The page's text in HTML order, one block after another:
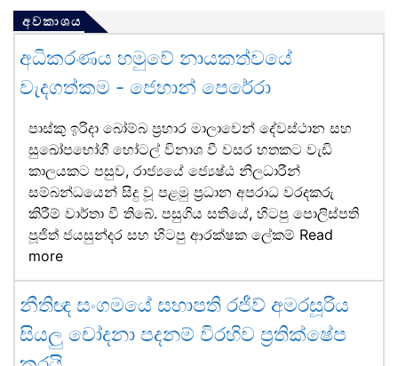
අවකාශය
අධිකරණය හමුවේ නායකත්වයේ
වැදගත්කම - ජෙහාන් පෙරේරා
පාස්කු ඉරිදා බෝම්බ ප්‍රහාර මාලාවෙන් දේවස්ථාන සහ
සුඛෝපභෝගී හෝටල් විනාශ වී වසර හතකට වැඩි
කාලයකට පසුව, රාජ්‍යයේ ජ්‍යෙෂ්ඨ නිලධාරීන්
සම්බන්ධයෙන් සිදු වූ පළමු ප්‍රධාන අපරාධ වරදකරු
කිරීම් වාර්තා වී තිබේ. පසුගිය සතියේ, හිටපු පොලිස්පති
පූජිත් ජයසුන්දර සහ හිටපු ආරක්ෂක ලේකම් Read
more
නීතිඥ සංගමයේ සභාපති රජීව් අමරසූරිය
සියලු චෝදනා පදනම් විරහිව ප්‍රතික්ෂේප